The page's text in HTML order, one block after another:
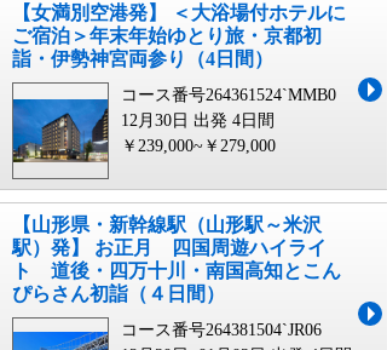
【女満別空港発】 ＜大浴場付ホテルに
ご宿泊＞年末年始ゆとり旅・京都初
詣・伊勢神宮両参り（4日間）
コース番号264361524`MMB0
12月30日 出発 4日間
￥239,000~￥279,000
【山形県・新幹線駅（山形駅～米沢
駅）発】 お正月 四国周遊ハイライ
ト 道後・四万十川・南国高知とこん
ぴらさん初詣（４日間）
コース番号264381504`JR06